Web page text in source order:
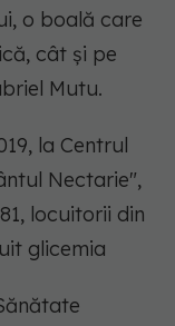
o boală care
cât și pe
Mutu.
la Centrul
Nectarie",
locuitorii din
glicemia